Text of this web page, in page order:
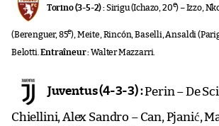
Torino (3-5-2) :Sirigu (Ichazo, 20e) – Izzo,
(Berenguer, 85e), Meite, Rincón, Baselli, Ansaldi
Belotti.Entraîneur :Walter Mazzarri.
Juventus (4-3-3) :Perin – De
Chiellini, Alex Sandro – Can, Pjanić,